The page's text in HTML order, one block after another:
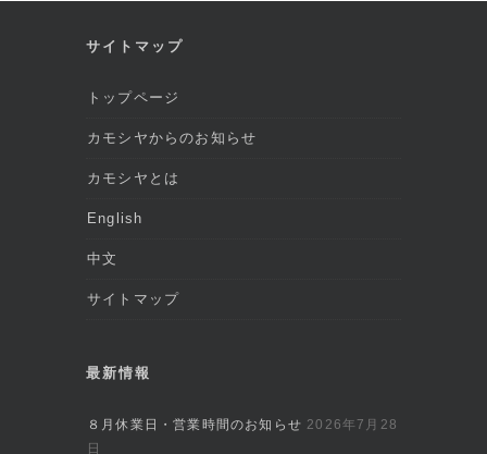
サイトマップ
トップページ
カモシヤからのお知らせ
カモシヤとは
English
中文
サイトマップ
最新情報
８月休業日・営業時間のお知らせ 2026年7月28
日